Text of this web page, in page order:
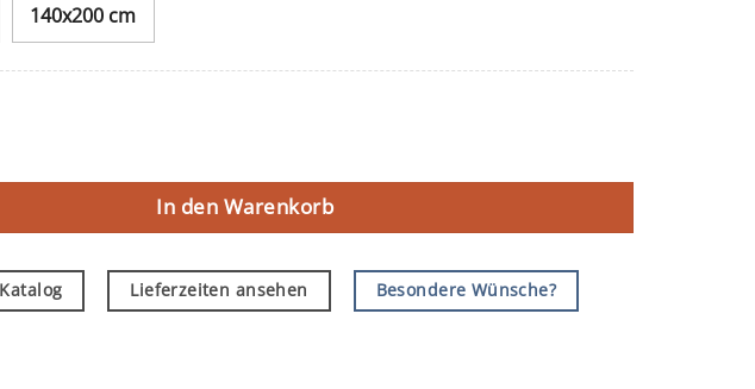
140x200 cm
In den Warenkorb
Lieferzeiten ansehen Besondere Wünsche?